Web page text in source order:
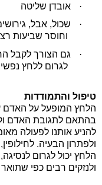
·
אובדן שליטה
·
שכול, אבל,
וחוסר שביעות
·
גם הצורך לקבל
לגרום ללחץ נפשי
טיפול והתמודדות
הלחץ המופעל על האדם
בהתאם לתגובת האדם
להניע אותנו לפעולה
ולפתרון הבעיה.
הלחץ יכול לגרום
ולנזקים רבים כפי שתואר